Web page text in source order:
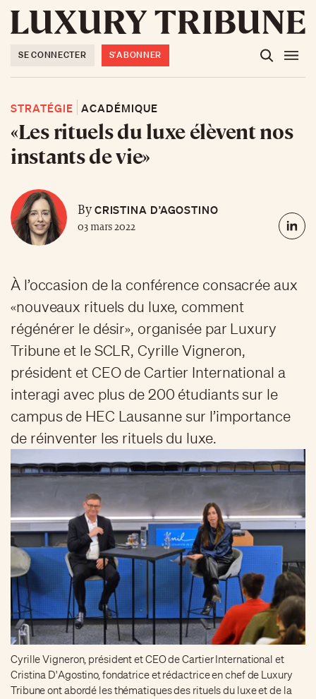
SE CONNECTER S'ABONNER
STRATÉGIE ACADÉMIQUE
«Les rituels du luxe élèvent nos
instants de vie»
ByCRISTINA D’AGOSTINO
03 mars 2022
À l’occasion de la conférence consacrée aux
«nouveaux rituels du luxe, comment
régénérer le désir», organisée par Luxury
Tribune et le SCLR, Cyrille Vigneron,
président et CEO de Cartier International a
interagi avec plus de 200 étudiants sur le
campus de HEC Lausanne sur l’importance
de réinventer les rituels du luxe.
Cyrille Vigneron, président et CEO de Cartier International et
Cristina D'Agostino, fondatrice et rédactrice en chef de Luxury
Tribune ont abordé les thématiques des rituels du luxe et de la